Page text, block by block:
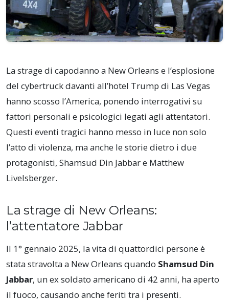
La strage di capodanno a New Orleans e l’esplosione
del cybertruck davanti all’hotel Trump di Las Vegas
hanno scosso l’America, ponendo interrogativi su
fattori personali e psicologici legati agli attentatori.
Questi eventi tragici hanno messo in luce non solo
l’atto di violenza, ma anche le storie dietro i due
protagonisti, Shamsud Din Jabbar e Matthew
Livelsberger.
La strage di New Orleans:
l’attentatore Jabbar
Il 1° gennaio 2025, la vita di quattordici persone è
stata stravolta a New Orleans quando Shamsud Din
Jabbar, un ex soldato americano di 42 anni, ha aperto
il fuoco, causando anche feriti tra i presenti.